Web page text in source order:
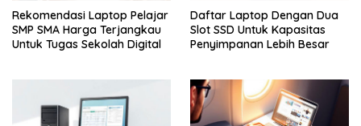
Rekomendasi Laptop Pelajar
SMP SMA Harga Terjangkau
Untuk Tugas Sekolah Digital
Daftar Laptop Dengan Dua
Slot SSD Untuk Kapasitas
Penyimpanan Lebih Besar